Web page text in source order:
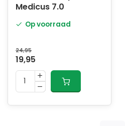
Medicus 7.0
Op voorraad
24,95
19,95